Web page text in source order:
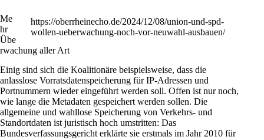
https://oberrheinecho.de/2024/12/08/union-und-spd-
wollen-ueberwachung-noch-vor-neuwahl-ausbauen/
Me
hr
Übe
rwachung aller Art
Einig sind sich die Koalitionäre beispielsweise, dass die
anlasslose Vorratsdatenspeicherung für IP-Adressen und
Portnummern wieder eingeführt werden soll. Offen ist nur noch,
wie lange die Metadaten gespeichert werden sollen. Die
allgemeine und wahllose Speicherung von Verkehrs- und
Standortdaten ist juristisch hoch umstritten: Das
Bundesverfassungsgericht erklärte sie erstmals im Jahr 2010 für